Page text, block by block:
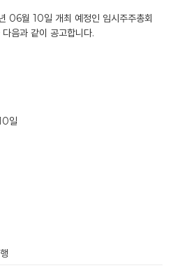
06월 10일 개최 예정인 임시주주총회
음과 같이 공고합니다.
일